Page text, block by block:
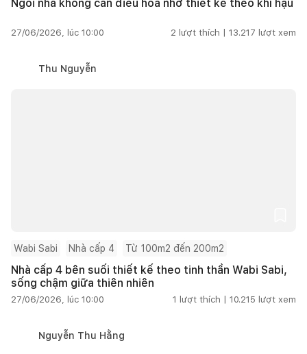
Ngôi nhà không cần điều hòa nhờ thiết kế theo khí hậu
27/06/2026, lúc 10:00 2 lượt thích | 13.217 lượt xem
Thu Nguyễn
Wabi Sabi Nhà cấp 4 Từ 100m2 đến 200m2
Nhà cấp 4 bên suối thiết kế theo tinh thần Wabi Sabi,
sống chậm giữa thiên nhiên
27/06/2026, lúc 10:00 1 lượt thích | 10.215 lượt xem
Nguyễn Thu Hằng